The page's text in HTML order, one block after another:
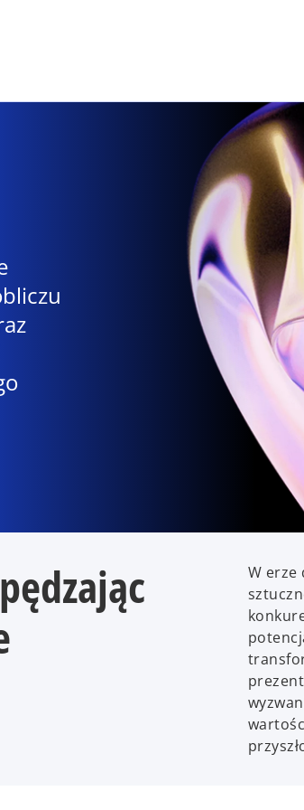
W erze